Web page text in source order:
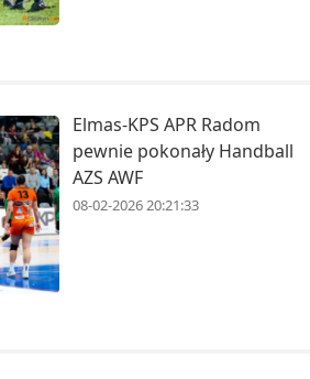
Elmas-KPS APR Radom
pewnie pokonały Handball
AZS AWF
08-02-2026 20:21:33